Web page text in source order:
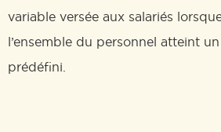
variable versée aux salariés
l’ensemble du personnel atteint
prédéfini.